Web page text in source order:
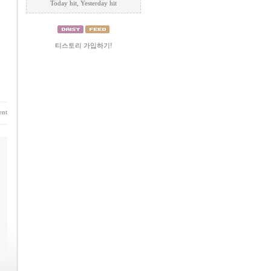
Today hit, Yesterday hit
티스토리 가입하기!